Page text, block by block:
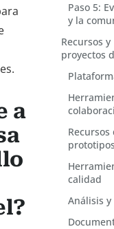
a
Paso 5:
y la
Recursos
proyectos
calidad
Análisis